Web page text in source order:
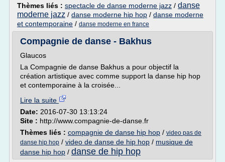
Thèmes liés : spectacle de danse moderne jazz / danse
moderne jazz / danse moderne hip hop / danse moderne
et contemporaine / danse moderne en france
Compagnie de danse - Bakhus
Glaucos
La Compagnie de danse Bakhus a pour objectif la
création artistique avec comme support la danse hip hop
et contemporaine à la croisée...
Lire la suite
Date: 2016-07-30 13:13:24
Site : http://www.compagnie-de-danse.fr
Thèmes liés : compagnie de danse hip hop / video pas de
danse hip hop / video de danse de hip hop / musique de
danse hip hop / danse de hip hop